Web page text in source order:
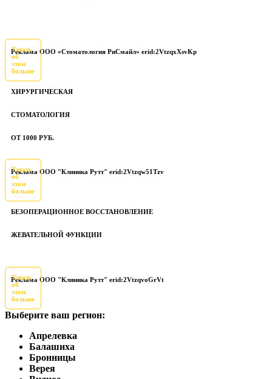
Реклама ООО «Стоматология РиСмайл» erid:2VtzqxXsvKp
Узнать
об
этом
больше
ХИРУРГИЧЕСКАЯ
СТОМАТОЛОГИЯ
ОТ 1000 РУБ.
Реклама ООО "Клиника Рутт" erid:2Vtzqw51Tzv
Узнать
об
этом
больше
БЕЗОПЕРАЦИОННОЕ ВОССТАНОВЛЕНИЕ
ЖЕВАТЕЛЬНОЙ ФУНКЦИИ
Реклама ООО "Клиника Рутт" erid:2VtzqvoGrVt
Узнать
об
этом
больше
Выберите ваш регион:
Апрелевка
Балашиха
Бронницы
Верея